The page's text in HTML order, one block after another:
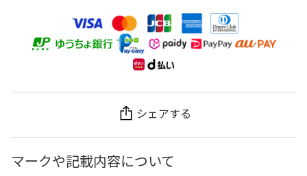
シェアする
マークや記載内容について